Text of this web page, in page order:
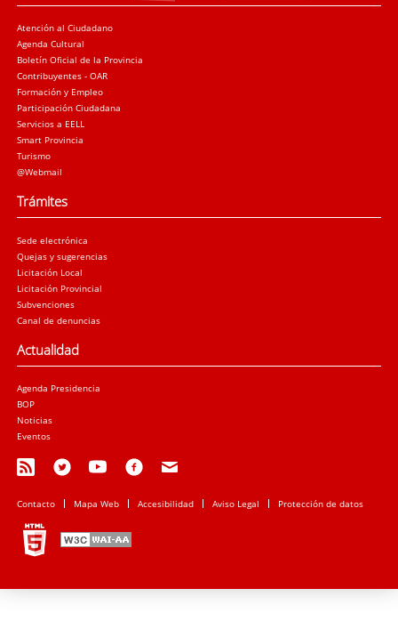
Atención al Ciudadano
Agenda Cultural
Boletín Oficial de la Provincia
Contribuyentes - OAR
Formación y Empleo
Participación Ciudadana
Servicios a EELL
Smart Provincia
Turismo
@Webmail
Trámites
Sede electrónica
Quejas y sugerencias
Licitación Local
Licitación Provincial
Subvenciones
Canal de denuncias
Actualidad
Agenda Presidencia
BOP
Noticias
Eventos
Contacto Mapa Web Accesibilidad Aviso Legal Protección de datos